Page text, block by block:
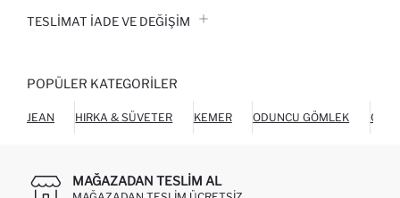
TESLIMAT İADE VE DEĞIŞIM
POPÜLER KATEGORILER
JEAN HIRKA & SÜVETER KEMER ODUNCU GÖMLEK
MAĞAZADAN TESLIM AL